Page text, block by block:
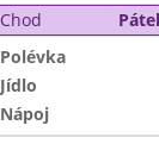
Chod
Polévka
Jídlo
Nápoj